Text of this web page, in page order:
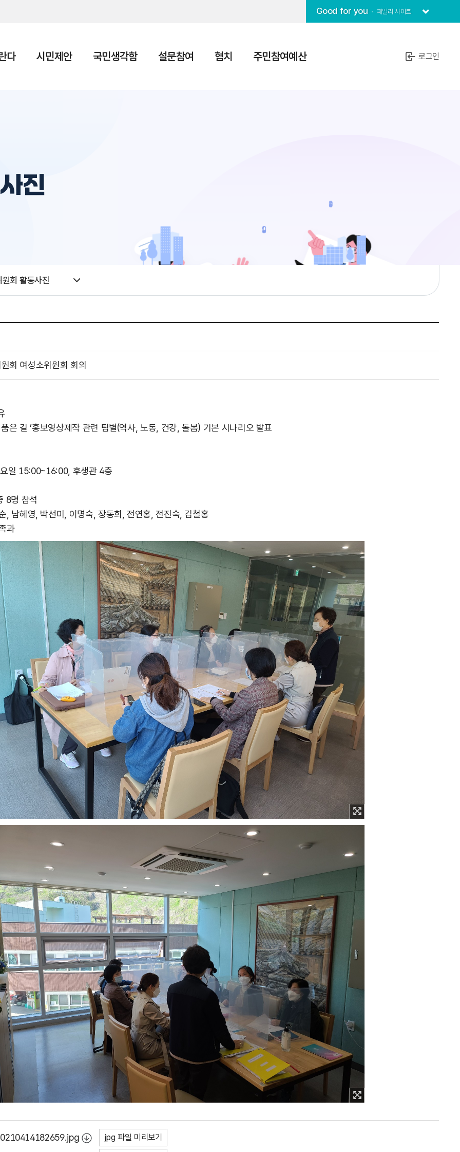
Good for you 패밀리 사이트
다 시민제안 국민생각함 설문참여 협치 주민참여예산 로그인
진
회 활동사진
회 여성소위원회 회의
은 길 ’홍보영상제작 관련 팀별(역사, 노동, 건강, 돌봄) 기본 시나리오 발표
일 15:00~16:00, 후생관 4층
8명 참석
남혜영, 박선미, 이명숙, 장동희, 전연홍, 전진숙, 김철홍
과
jpg 파일 미리보기